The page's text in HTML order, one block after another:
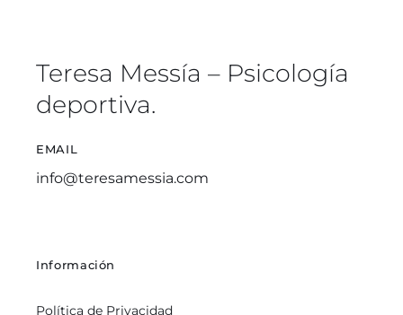
Teresa Messía – Psicología
deportiva.
EMAIL
info@teresamessia.com
Información
Política de Privacidad